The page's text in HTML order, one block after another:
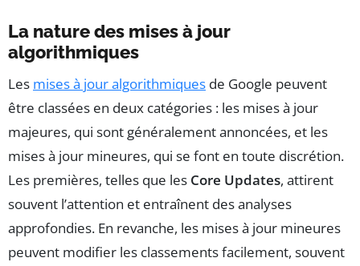
La nature des mises à jour
algorithmiques
Les mises à jour algorithmiques de Google peuvent
être classées en deux catégories : les mises à jour
majeures, qui sont généralement annoncées, et les
mises à jour mineures, qui se font en toute discrétion.
Les premières, telles que les Core Updates, attirent
souvent l’attention et entraînent des analyses
approfondies. En revanche, les mises à jour mineures
peuvent modifier les classements facilement, souvent